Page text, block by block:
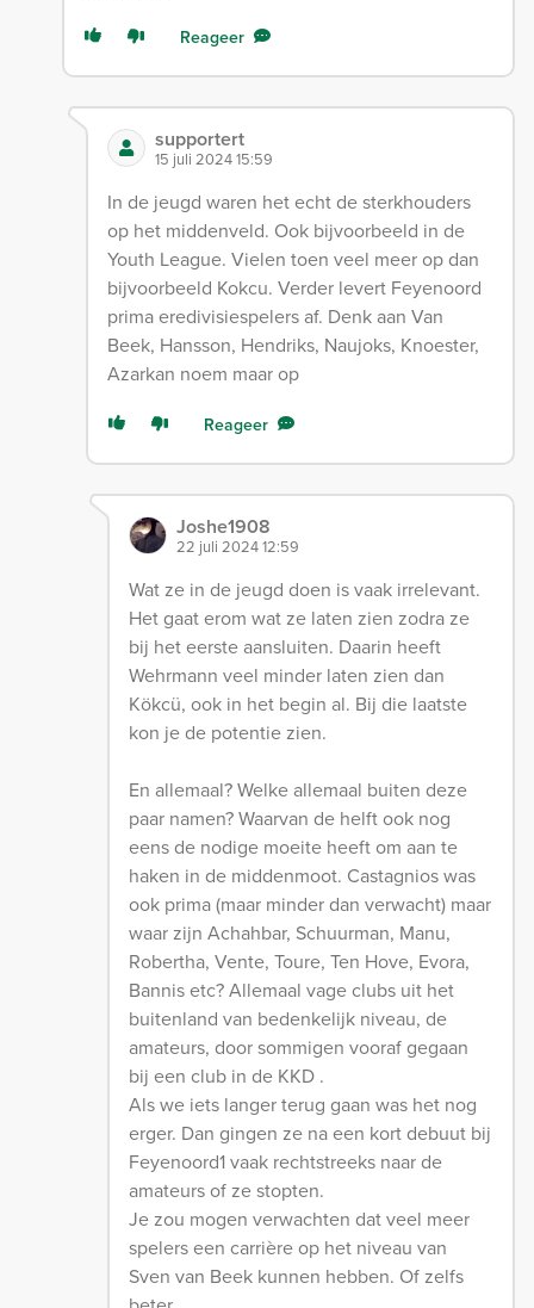
Reageer
supportert
15 juli 2024 15:59
In de jeugd waren het echt de sterkhouders
op het middenveld. Ook bijvoorbeeld in de
Youth League. Vielen toen veel meer op dan
bijvoorbeeld Kokcu. Verder levert Feyenoord
prima eredivisiespelers af. Denk aan Van
Beek, Hansson, Hendriks, Naujoks, Knoester,
Azarkan noem maar op
Reageer
Joshe1908
22 juli 2024 12:59
Wat ze in de jeugd doen is vaak irrelevant.
Het gaat erom wat ze laten zien zodra ze
bij het eerste aansluiten. Daarin heeft
Wehrmann veel minder laten zien dan
Kökcü, ook in het begin al. Bij die laatste
kon je de potentie zien.
En allemaal? Welke allemaal buiten deze
paar namen? Waarvan de helft ook nog
eens de nodige moeite heeft om aan te
haken in de middenmoot. Castagnios was
ook prima (maar minder dan verwacht) maar
waar zijn Achahbar, Schuurman, Manu,
Robertha, Vente, Toure, Ten Hove, Evora,
Bannis etc? Allemaal vage clubs uit het
buitenland van bedenkelijk niveau, de
amateurs, door sommigen vooraf gegaan
bij een club in de KKD .
Als we iets langer terug gaan was het nog
erger. Dan gingen ze na een kort debuut bij
Feyenoord1 vaak rechtstreeks naar de
amateurs of ze stopten.
Je zou mogen verwachten dat veel meer
spelers een carrière op het niveau van
Sven van Beek kunnen hebben. Of zelfs